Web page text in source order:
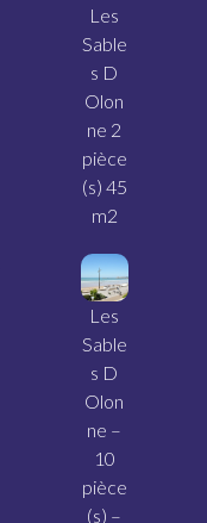
Les
Sable
s D
Olon
ne 2
pièce
(s) 45
m2
Les
Sable
s D
Olon
ne –
10
pièce
(s) –